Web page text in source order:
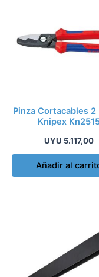
Pinza Cortacables 2
Knipex
UYU 5.117,00
Añadir al